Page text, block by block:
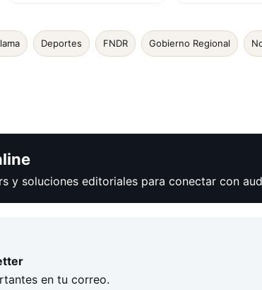
Deportes FNDR Gobierno Regional
y soluciones editoriales para conectar con
en tu correo.